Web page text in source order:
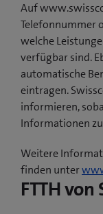
Auf
Telefonnummer
welche
verfügbar sind.
automatische
eintragen.
informieren,
Informationen
Weitere
finden unter
FTTH von